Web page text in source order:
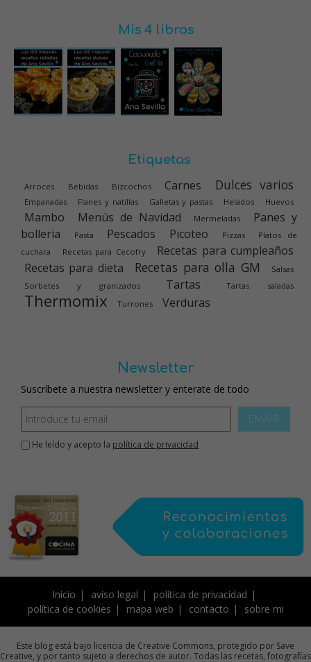
Mis 4 libros
Etiquetas
Arroces Bebidas Bizcochos Carnes Dulces varios
Empanadas Flanes y natillas Galletas y pastas Helados Huevos
Mambo Menús de Navidad Mermeladas
Panes y
bolleria
Pasta Pescados Picoteo Pizzas
Platos de
cuchara
Recetas para Cecofry
Recetas para cumpleaños
Recetas para dieta
Recetas para olla GM
Salsas
Sorbetes y granizados
Tartas Tartas saladas
Thermomix Turrones Verduras
Newsletter
Suscríbete a nuestra newsletter y enterate de todo
ENVIAR
He leído y acepto la política de privacidad
Inicio aviso legal
política de privacidad
política de cookies
mapa web contacto sobre mi
Este blog está bajo licencia de Creative Commons, protegido por Save
Creative, y por tanto sujeto a derechos de autor. Todas las recetas, fotografías